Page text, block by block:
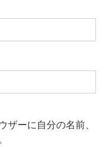
ザーに自分の名前、